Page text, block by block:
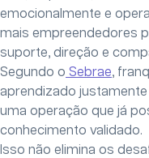
emocionalmente e
mais empreendedores
suporte, direção e
Segundo o Sebrae,
aprendizado
uma operação que já
conhecimento validado.
Isso não elimina os